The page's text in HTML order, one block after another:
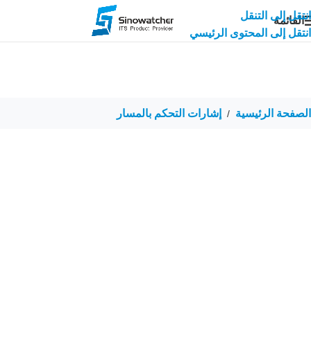
انتقل إلى التنقل
انتقل إلى المحتوى الرئيسي
القائمة
الصفحة الرئيسية / إشارات التحكم بالمسار